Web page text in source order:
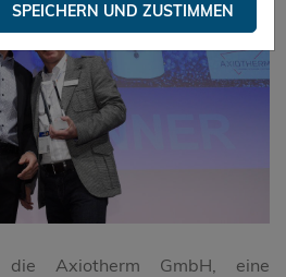
SPEICHERN UND ZUSTIMMEN
Axiotherm GmbH, eine